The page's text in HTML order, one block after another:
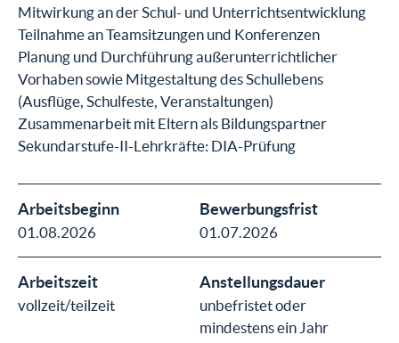
Mitwirkung an der Schul- und Unterrichtsentwicklung
Teilnahme an Teamsitzungen und Konferenzen
Planung und Durchführung außerunterrichtlicher
Vorhaben sowie Mitgestaltung des Schullebens
(Ausflüge, Schulfeste, Veranstaltungen)
Zusammenarbeit mit Eltern als Bildungspartner
Sekundarstufe-II-Lehrkräfte: DIA-Prüfung
Arbeitsbeginn
01.08.2026
Bewerbungsfrist
01.07.2026
Arbeitszeit
vollzeit/teilzeit
Anstellungsdauer
unbefristet oder
mindestens ein Jahr